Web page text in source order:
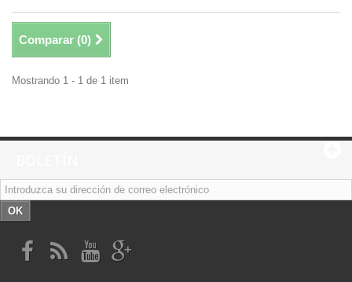
Comparar (0)
Mostrando 1 - 1 de 1 item
OK